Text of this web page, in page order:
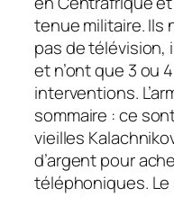
tenue militaire. Ils
pas de télévision,
et n’ont que 3 ou
interventions.
sommaire : ce
vieilles
d’argent pour
téléphoniques. Le